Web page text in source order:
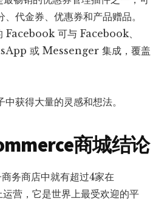
代金券、优惠券和产品赠品。
Facebook 可与 Facebook、
或 Messenger 集成，覆盖
中获得大量的灵感和想法。
商城结论
务商店中就有超过4家在
运营，它是世界上最受欢迎的平